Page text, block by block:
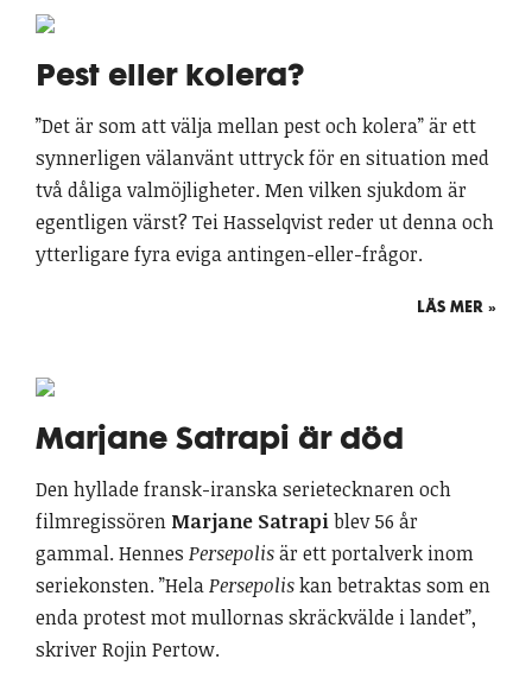
Pest eller kolera?
”Det är som att välja mellan pest och kolera” är ett
synnerligen välanvänt uttryck för en situation med
två dåliga valmöjligheter. Men vilken sjukdom är
egentligen värst? Tei Hasselqvist reder ut denna och
ytterligare fyra eviga antingen-eller-frågor.
LÄS MER »
Marjane Satrapi är död
Den hyllade fransk-iranska serietecknaren och
filmregissören Marjane Satrapiblev 56 år
gammal. Hennes Persepolisär ett portalverk inom
seriekonsten. ”HelaPersepoliskan betraktas som en
enda protest mot mullornas skräckvälde i landet”,
skriver Rojin Pertow.